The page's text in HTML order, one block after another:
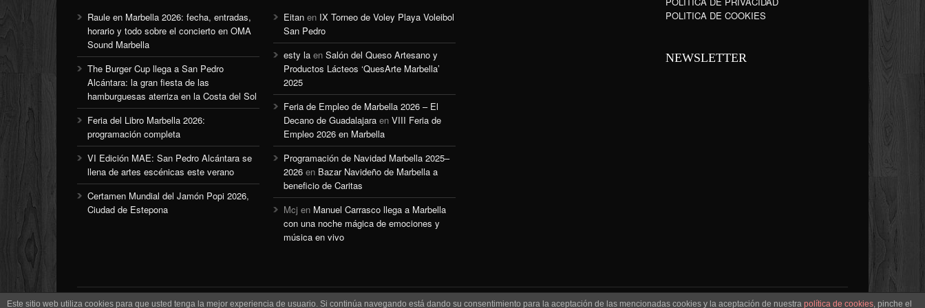
Raule en Marbella 2026: fecha, entradas,
horario y todo sobre el concierto en OMA
Sound Marbella
The Burger Cup llega a San Pedro
Alcántara: la gran fiesta de las
hamburguesas aterriza en la Costa del Sol
Feria del Libro Marbella 2026:
programación completa
VI Edición MAE: San Pedro Alcántara se
llena de artes escénicas este verano
Certamen Mundial del Jamón Popi 2026,
Ciudad de Estepona
Eitan en IX Torneo de Voley Playa Voleibol
San Pedro
esty la en Salón del Queso Artesano y
Productos Lácteos ‘QuesArte Marbella’
2025
Feria de Empleo de Marbella 2026 – El
Decano de Guadalajara en VIII Feria de
Empleo 2026 en Marbella
Programación de Navidad Marbella 2025–
2026 en Bazar Navideño de Marbella a
beneficio de Caritas
Mcj en Manuel Carrasco llega a Marbella
con una noche mágica de emociones y
música en vivo
POLITICA DE COOKIES
NEWSLETTER
Este sitio web utiliza cookies para que usted tenga la mejor experiencia de usuario. Si continúa navegando está dando su consentimiento para la aceptación de las mencionadas cookies y la aceptación de nuestra política de cookies, pinche el